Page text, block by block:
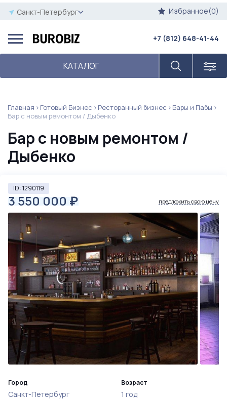
Санкт-Петербург Избранное(0)
КАТАЛОГ
+7 (812) 648-41-44
Главная Готовый Бизнес Ресторанный бизнес
Бары и Пабы
Бар с новым ремонтом / Дыбенко
Бар с новым ремонтом /
Дыбенко
ID: 1290119
3 550 000 ₽ предложить свою цену
Город
Санкт-Петербург
Возраст
1 год